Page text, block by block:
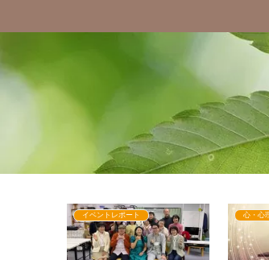
イベントレポート 心・心